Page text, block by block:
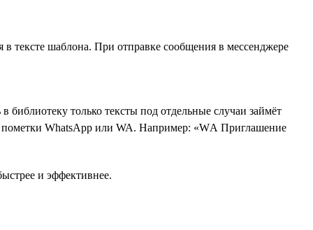
тексте шаблона. При отправке сообщения в мессенджере
только тексты под отдельные случаи займёт
пометки WhatsApp или WA. Например: «WА Приглашение
и эффективнее.